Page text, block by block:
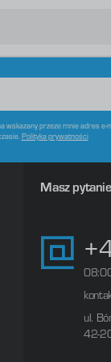
wskazany przeze mnie adres
Polityka prywatności
Masz
ul.
42-